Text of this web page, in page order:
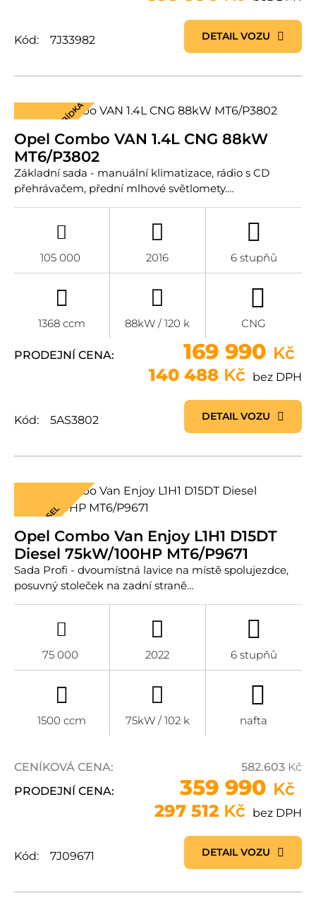
Kód: 7J33982 DETAIL VOZU
MIMOŘÁDNÁ NABÍDKA
Opel Combo VAN 1.4L CNG 88kW
MT6/P3802
Základní sada - manuální klimatizace, rádio s CD
přehrávačem, přední mlhové světlomety.…
105 000 2016 6 stupňů
1368 ccm 88kW / 120 k CNG
PRODEJNÍ CENA: 169 990 Kč
140 488 Kč bez DPH
Kód: 5AS3802 DETAIL VOZU
DIESEL
Opel Combo Van Enjoy L1H1 D15DT
Diesel 75kW/100HP MT6/P9671
Sada Profi - dvoumístná lavice na místě spolujezdce,
posuvný stoleček na zadní straně…
75 000 2022 6 stupňů
1500 ccm 75kW / 102 k nafta
CENÍKOVÁ CENA: 582.603 Kč
PRODEJNÍ CENA:
359 990 Kč
297 512 Kč bez DPH
Kód: 7J09671 DETAIL VOZU